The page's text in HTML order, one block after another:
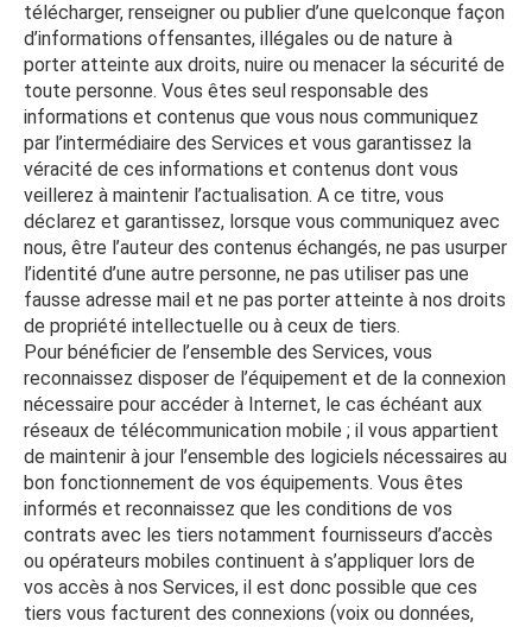
télécharger, renseigner ou publier d’une quelconque façon
d’informations offensantes, illégales ou de nature à
porter atteinte aux droits, nuire ou menacer la sécurité de
toute personne. Vous êtes seul responsable des
informations et contenus que vous nous communiquez
par l’intermédiaire des Services et vous garantissez la
véracité de ces informations et contenus dont vous
veillerez à maintenir l’actualisation. A ce titre, vous
déclarez et garantissez, lorsque vous communiquez avec
nous, être l’auteur des contenus échangés, ne pas usurper
l’identité d’une autre personne, ne pas utiliser pas une
fausse adresse mail et ne pas porter atteinte à nos droits
de propriété intellectuelle ou à ceux de tiers.
Pour bénéficier de l’ensemble des Services, vous
reconnaissez disposer de l’équipement et de la connexion
nécessaire pour accéder à Internet, le cas échéant aux
réseaux de télécommunication mobile ; il vous appartient
de maintenir à jour l’ensemble des logiciels nécessaires au
bon fonctionnement de vos équipements. Vous êtes
informés et reconnaissez que les conditions de vos
contrats avec les tiers notamment fournisseurs d’accès
ou opérateurs mobiles continuent à s’appliquer lors de
vos accès à nos Services, il est donc possible que ces
tiers vous facturent des connexions (voix ou données,